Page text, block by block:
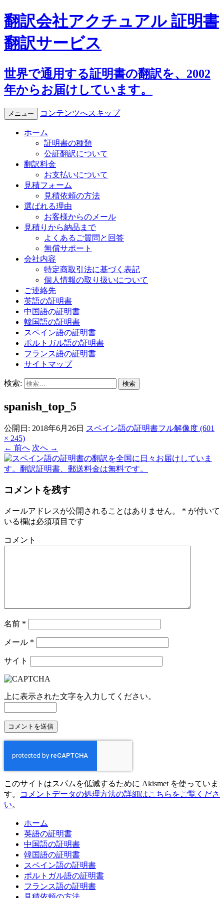
翻訳会社アクチュアル 証明書
翻訳サービス
世界で通用する証明書の翻訳を、2002
年からお届けしています。
メニュー コンテンツへスキップ
ホーム
証明書の種類
公証翻訳について
翻訳料金
お支払いについて
見積フォーム
見積依頼の方法
選ばれる理由
お客様からのメール
見積りから納品まで
よくあるご質問と回答
無償サポート
会社内容
特定商取引法に基づく表記
個人情報の取り扱いについて
ご連絡先
英語の証明書
中国語の証明書
韓国語の証明書
スペイン語の証明書
ポルトガル語の証明書
フランス語の証明書
サイトマップ
検索:
spanish_top_5
公開日: 2018年6月26日 スペイン語の証明書フル解像度 (601
× 245)
← 前へ 次へ →
コメントを残す
メールアドレスが公開されることはありません。 * が付いて
いる欄は必須項目です
コメント
名前 *
メール *
サイト
上に表示された文字を入力してください。
このサイトはスパムを低減するために Akismet を使っていま
す。
コメントデータの処理方法の詳細はこちらをご覧くださ
い。
ホーム
英語の証明書
中国語の証明書
韓国語の証明書
スペイン語の証明書
ポルトガル語の証明書
フランス語の証明書